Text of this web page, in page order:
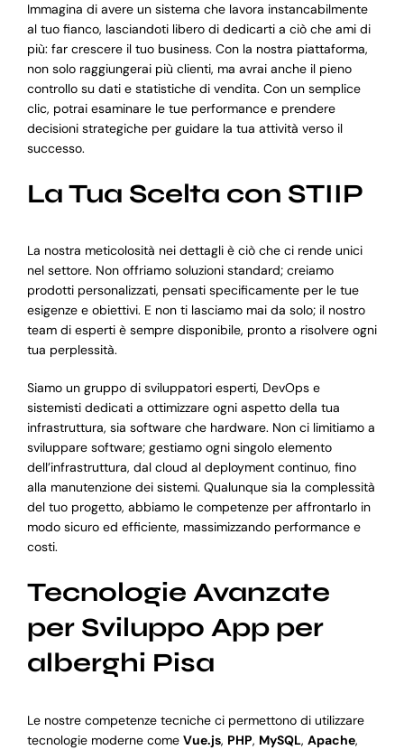
Immagina di avere un sistema che lavora instancabilmente
al tuo fianco, lasciandoti libero di dedicarti a ciò che ami di
più: far crescere il tuo business. Con la nostra piattaforma,
non solo raggiungerai più clienti, ma avrai anche il pieno
controllo su dati e statistiche di vendita. Con un semplice
clic, potrai esaminare le tue performance e prendere
decisioni strategiche per guidare la tua attività verso il
successo.
La Tua Scelta con STIIP
La nostra meticolosità nei dettagli è ciò che ci rende unici
nel settore. Non offriamo soluzioni standard; creiamo
prodotti personalizzati, pensati specificamente per le tue
esigenze e obiettivi. E non ti lasciamo mai da solo; il nostro
team di esperti è sempre disponibile, pronto a risolvere ogni
tua perplessità.
Siamo un gruppo di sviluppatori esperti, DevOps e
sistemisti dedicati a ottimizzare ogni aspetto della tua
infrastruttura, sia software che hardware. Non ci limitiamo a
sviluppare software; gestiamo ogni singolo elemento
dell’infrastruttura, dal cloud al deployment continuo, fino
alla manutenzione dei sistemi. Qualunque sia la complessità
del tuo progetto, abbiamo le competenze per affrontarlo in
modo sicuro ed efficiente, massimizzando performance e
costi.
Tecnologie Avanzate
per Sviluppo App per
alberghi Pisa
Le nostre competenze tecniche ci permettono di utilizzare
tecnologie moderne come Vue.js, PHP, MySQL, Apache,